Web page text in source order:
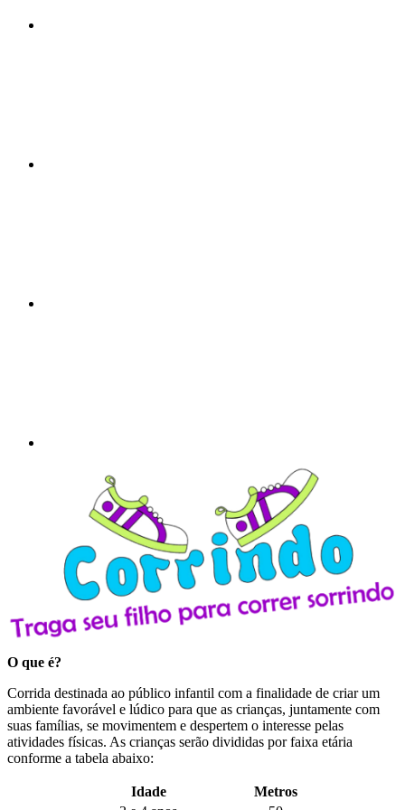
O que é?
Corrida destinada ao público infantil com a finalidade de criar um
ambiente favorável e lúdico para que as crianças, juntamente com
suas famílias, se movimentem e despertem o interesse pelas
atividades físicas. As crianças serão divididas por faixa etária
conforme a tabela abaixo:
Idade
Metros